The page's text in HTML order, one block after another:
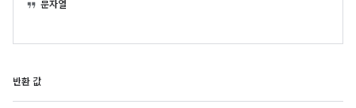
문자열
반환 값